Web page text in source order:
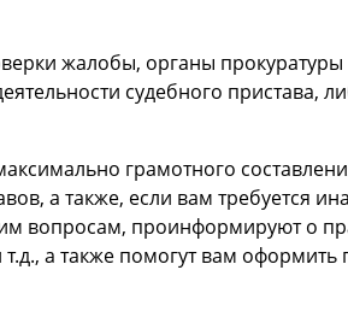
жалобы, органы
судебного пристава,
грамотного
а также, если вам
вопросам, проинформируют о
т.д., а также помогут вам